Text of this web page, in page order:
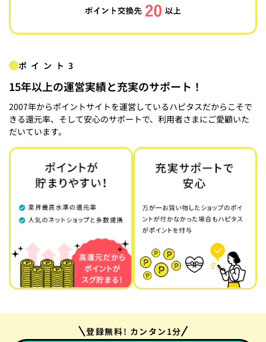
ポイント3
15年以上の運営実績と充実のサポート！
2007年からポイントサイトを運営しているハピタスだからこそで
きる還元率、そして安心のサポートで、利用者さまにご愛顧いた
だいています。
登録無料! カンタン1分